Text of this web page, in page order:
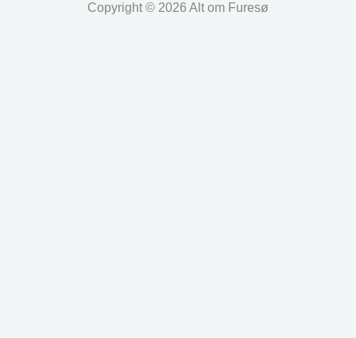
Copyright © 2026 Alt om Furesø